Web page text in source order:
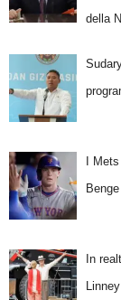
della
I
Benge
In